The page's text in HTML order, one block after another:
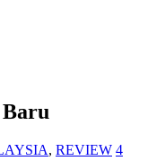
, REVIEW 4